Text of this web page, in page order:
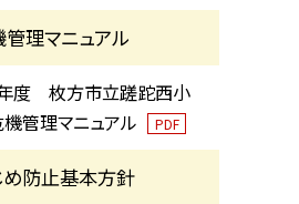
理マニュアル
度 枚方市立蹉跎西小
管理マニュアル
PDF
防止基本方針